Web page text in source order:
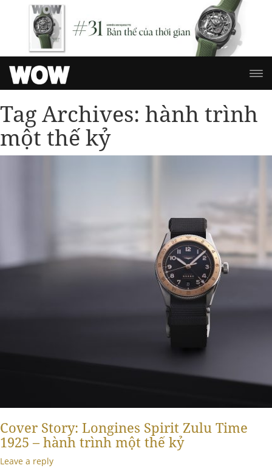
Tag Archives: hành trình
một thế kỷ
Cover Story: Longines Spirit Zulu Time
1925 – hành trình một thế kỷ
Leave a reply